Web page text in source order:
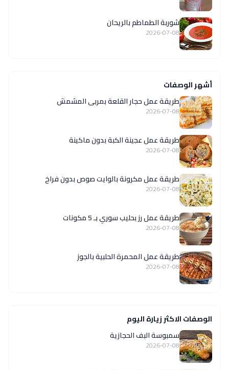
شوربة الطماطم بالريحان
2026-07-08
أشهر الوصفات
طريقة عمل حجار القلعة بمربى المشمش
2026-07-08
طريقة عمل عجينة الكبة بدون ماكينة
2026-07-08
طريقة عمل مكرونة بالوايت صوص بدون فراخ
2026-07-08
طريقة عمل رز بحليب سوري بـ 5 مكونات
2026-07-08
طريقة عمل المحمرة الحلبية بالجوز
2026-07-08
الوصفات الاكثر زيارة اليوم
سمبوسة البف الحجازية
2026-07-08